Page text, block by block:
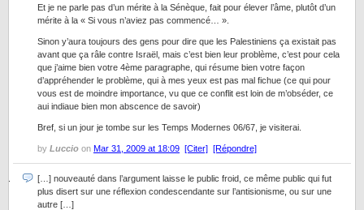
Et je ne parle pas d’un mérite à la Sénèque, fait pour élever l’âme, plutôt d’un
mérite à la « Si vous n’aviez pas commencé… ».
Sinon y’aura toujours des gens pour dire que les Palestiniens ça existait pas
avant que ça râle contre Israël, mais c’est bien leur problème, c’est pour cela
que j’aime bien votre 4ème paragraphe, qui résume bien votre façon
d’appréhender le problème, qui à mes yeux est pas mal fichue (ce qui pour
vous est de moindre importance, vu que ce conflit est loin de m’obséder, ce
aui indiaue bien mon abscence de savoir)
Bref, si un jour je tombe sur les Temps Modernes 06/67, je visiterai.
by Luccio on Mar 31, 2009 at 18:09 [Citer] [Répondre]
[…] nouveauté dans l’argument laisse le public froid, ce même public qui fut
plus disert sur une réflexion condescendante sur l’antisionisme, ou sur une
autre […]